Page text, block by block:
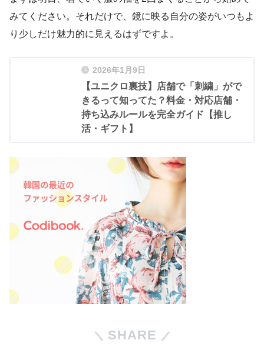
みてください。それだけで、鏡に映る自分の姿がいつもよ
り少しだけ魅力的に見えるはずですよ。
2026年1月9日
【ユニクロ裏技】店舗で「刺繍」がで
きるって知ってた？料金・対応店舗・
持ち込みルールを完全ガイド【推し
活・ギフト】
SHARE